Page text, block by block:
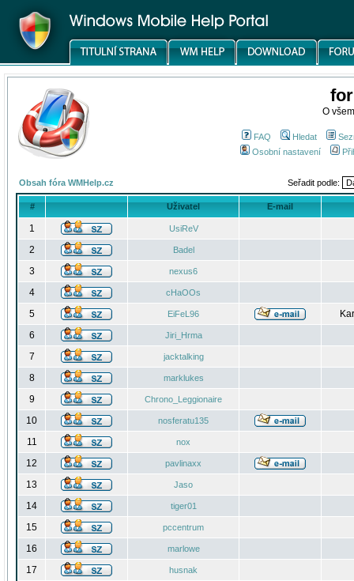
O
FAQ Hledat
Osobní nastavení
Obsah fóra WMHelp.cz Seřadit podle:
# Uživatel E-mail
1 UsiReV
2 Badel
3 nexus6
4 cHaOOs
5 EiFeL96
6
Jiri_Hrma
7 jacktalking
8 marklukes
9 Chrono_Leggionaire
10 nosferatu135
11 nox
12 pavlinaxx
13 Jaso
14 tiger01
15 pccentrum
16 marlowe
17 husnak